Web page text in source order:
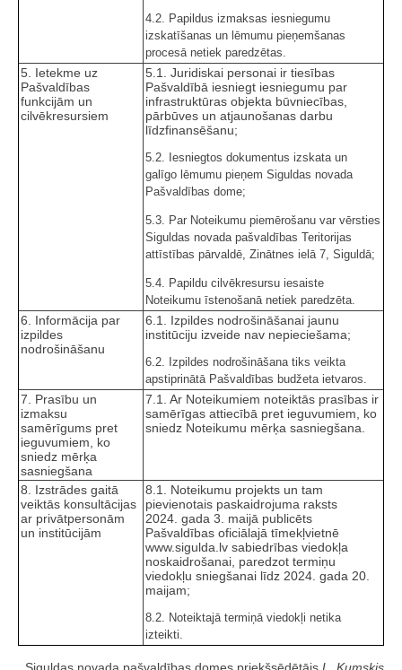
4.2. Papildus izmaksas iesniegumu
izskatīšanas un lēmumu pieņemšanas
procesā netiek paredzētas.
5. Ietekme uz
Pašvaldības
funkcijām un
cilvēkresursiem
5.1. Juridiskai personai ir tiesības
Pašvaldībā iesniegt iesniegumu par
infrastruktūras objekta būvniecības,
pārbūves un atjaunošanas darbu
līdzfinansēšanu;
5.2. Iesniegtos dokumentus izskata un
galīgo lēmumu pieņem Siguldas novada
Pašvaldības dome;
5.3. Par Noteikumu piemērošanu var vērsties
Siguldas novada pašvaldības Teritorijas
attīstības pārvaldē, Zinātnes ielā 7, Siguldā;
5.4. Papildu cilvēkresursu iesaiste
Noteikumu īstenošanā netiek paredzēta.
6. Informācija par
izpildes
nodrošināšanu
6.1. Izpildes nodrošināšanai jaunu
institūciju izveide nav nepieciešama;
6.2. Izpildes nodrošināšana tiks veikta
apstiprinātā Pašvaldības budžeta ietvaros.
7. Prasību un
izmaksu
samērīgums pret
ieguvumiem, ko
sniedz mērķa
sasniegšana
7.1. Ar Noteikumiem noteiktās prasības ir
samērīgas attiecībā pret ieguvumiem, ko
sniedz Noteikumu mērķa sasniegšana.
8. Izstrādes gaitā
veiktās konsultācijas
ar privātpersonām
un institūcijām
8.1. Noteikumu projekts un tam
pievienotais paskaidrojuma raksts
2024. gada 3. maijā publicēts
Pašvaldības oficiālajā tīmekļvietnē
www.sigulda.lv sabiedrības viedokļa
noskaidrošanai, paredzot termiņu
viedokļu sniegšanai līdz 2024. gada 20.
maijam;
8.2. Noteiktajā termiņā viedokļi netika
izteikti.